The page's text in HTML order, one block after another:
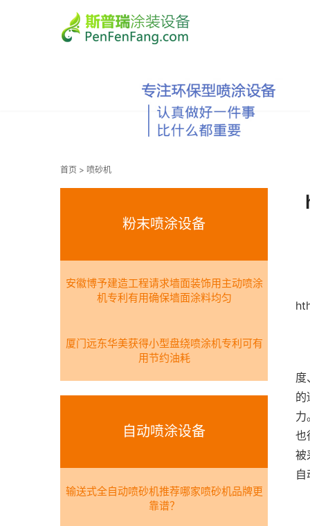
首页 > 喷砂机
度
的
力
也
被
粉末喷涂设备
安徽博予建造工程请求墙面装饰用主动喷涂
机专利有用确保墙面涂料均匀
厦门远东华美获得小型盘绕喷涂机专利可有
用节约油耗
自动喷涂设备
输送式全自动喷砂机推荐哪家喷砂机品牌更
靠谱？